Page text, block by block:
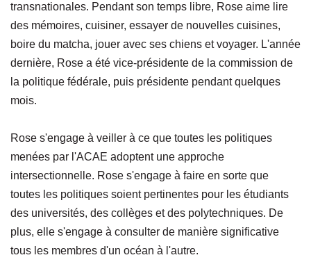
transnationales. Pendant son temps libre, Rose aime lire
des mémoires, cuisiner, essayer de nouvelles cuisines,
boire du matcha, jouer avec ses chiens et voyager. L'année
dernière, Rose a été vice-présidente de la commission de
la politique fédérale, puis présidente pendant quelques
mois.
Rose s'engage à veiller à ce que toutes les politiques
menées par l'ACAE adoptent une approche
intersectionnelle. Rose s'engage à faire en sorte que
toutes les politiques soient pertinentes pour les étudiants
des universités, des collèges et des polytechniques. De
plus, elle s'engage à consulter de manière significative
tous les membres d'un océan à l'autre.